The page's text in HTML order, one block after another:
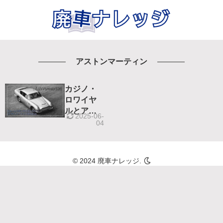
アストンマーティン
カジノ・
ロワイヤ
ルとアス
トンマー
の美学
2025-06-
04
© 2024 廃車ナレッジ.